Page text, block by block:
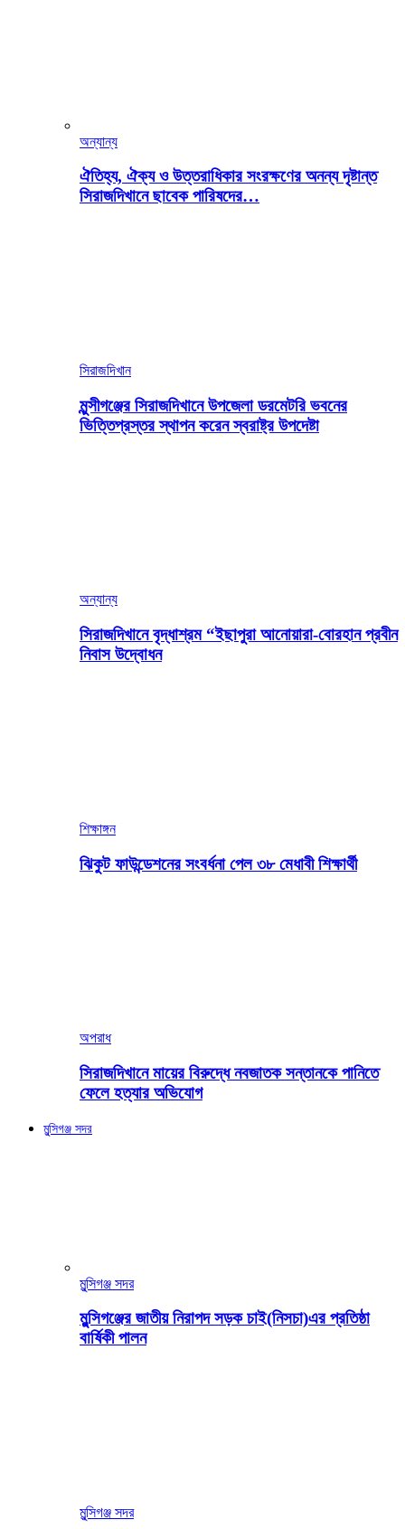
অন্যান্য
ঐতিহ্য, ঐক্য ও উত্তরাধিকার সংরক্ষণের অনন্য দৃষ্টান্ত
সিরাজদিখানে ছাবেক পারিষদের…
সিরাজদিখান
মুন্সীগঞ্জের সিরাজদিখানে উপজেলা ডরমেটরি ভবনের
ভিত্তিপ্রস্তর স্থাপন করেন স্বরাষ্ট্র উপদেষ্টা
অন্যান্য
সিরাজদিখানে বৃদ্ধাশ্রম “ইছাপুরা আনোয়ারা-বোরহান প্রবীন
নিবাস উদ্বোধন
শিক্ষাঙ্গন
ঝিকুট ফাউন্ডেশনের সংবর্ধনা পেল ৩৮ মেধাবী শিক্ষার্থী
অপরাধ
সিরাজদিখানে মায়ের বিরুদ্ধে নবজাতক সন্তানকে পানিতে
ফেলে হত্যার অভিযোগ
মুন্সিগঞ্জ সদর
মুন্সিগঞ্জ সদর
মুন্সিগঞ্জের জাতীয় নিরাপদ সড়ক চাই(নিসচা)এর প্রতিষ্ঠা
বার্ষিকী পালন
মুন্সিগঞ্জ সদর